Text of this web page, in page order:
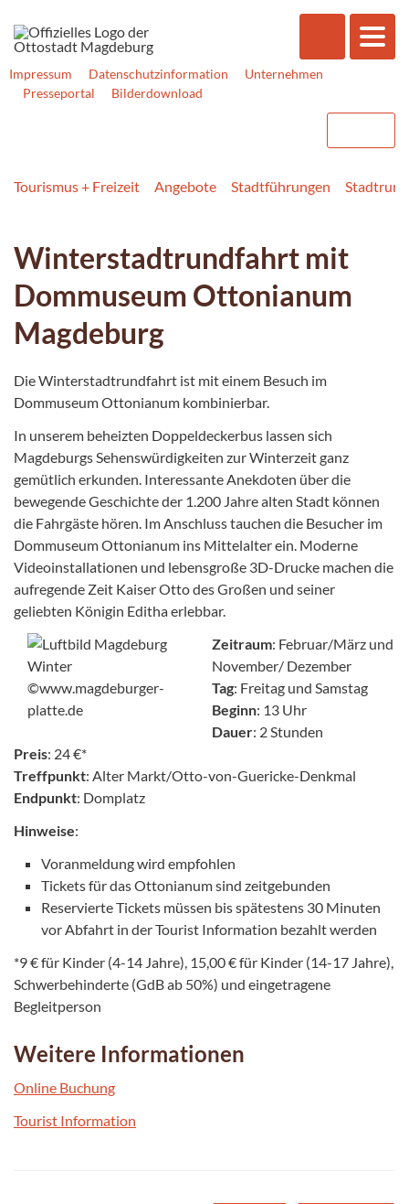
Impressum Datenschutzinformation
Unternehmen
Presseportal
Bilderdownload
Tourismus + Freizeit Angebote Stadtführungen
Winterstadtrundfahrt mit
Dommuseum Ottonianum
Magdeburg
Die Winterstadtrundfahrt ist mit einem Besuch im
Dommuseum Ottonianum kombinierbar.
In unserem beheizten Doppeldeckerbus lassen sich
Magdeburgs Sehenswürdigkeiten zur Winterzeit ganz
gemütlich erkunden. Interessante Anekdoten über die
bewegende Geschichte der 1.200 Jahre alten Stadt können
die Fahrgäste hören. Im Anschluss tauchen die Besucher im
Dommuseum Ottonianum ins Mittelalter ein. Moderne
Videoinstallationen und lebensgroße 3D-Drucke machen die
aufregende Zeit Kaiser Otto des Großen und seiner
geliebten Königin Editha erlebbar.
Zeitraum: Februar/März und
November/ Dezember
Tag: Freitag und Samstag
Beginn: 13 Uhr
Dauer: 2 Stunden
Preis: 24 €*
Treffpunkt: Alter Markt/Otto-von-Guericke-Denkmal
Endpunkt: Domplatz
Hinweise:
Voranmeldung wird empfohlen
Tickets für das Ottonianum sind zeitgebunden
Reservierte Tickets müssen bis spätestens 30 Minuten
vor Abfahrt in der Tourist Information bezahlt werden
*9 € für Kinder (4-14 Jahre), 15,00 € für Kinder (14-17 Jahre),
Schwerbehinderte (GdB ab 50%) und eingetragene
Begleitperson
Weitere Informationen
Online Buchung
Tourist Information